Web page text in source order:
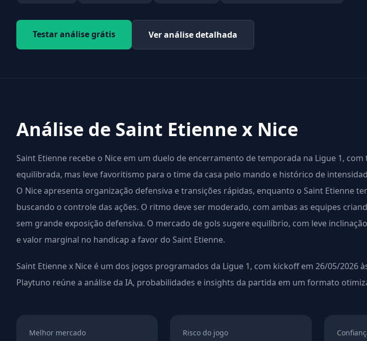
Testar análise grátis Ver análise detalhada
Análise de Saint Etienne x Nice
Saint Etienne recebe o Nice em um duelo de encerramento de temporada na Ligue 1,
equilibrada, mas leve favoritismo para o time da casa pelo mando e histórico de
O Nice apresenta organização defensiva e transições rápidas, enquanto o Saint Etienne
buscando o controle das ações. O ritmo deve ser moderado, com ambas as equipes
sem grande exposição defensiva. O mercado de gols sugere equilíbrio, com leve
e valor marginal no handicap a favor do Saint Etienne.
Saint Etienne x Nice é um dos jogos programados da Ligue 1, com kickoff em 26/05/2026
Playtuno reúne a análise da IA, probabilidades e insights da partida em um formato
Melhor mercado Risco do jogo